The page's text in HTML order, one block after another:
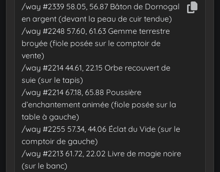
/way #2339 58.05, 56.87 Bâton de Dornogal
en argent (devant la peau de cuir tendue)
/way #2248 57.60, 61.63 Gemme terrestre
broyée (fiole posée sur le comptoir de
vente)
/way #2214 44.61, 22.15 Orbe recouvert de
suie (sur le tapis)
/way #2214 67.18, 65.88 Poussière
d’enchantement animée (fiole posée sur la
table à gauche)
/way #2255 57.34, 44.06 Éclat du Vide (sur le
comptoir de gauche)
/way #2213 61.72, 22.02 Livre de magie noire
(sur le banc)